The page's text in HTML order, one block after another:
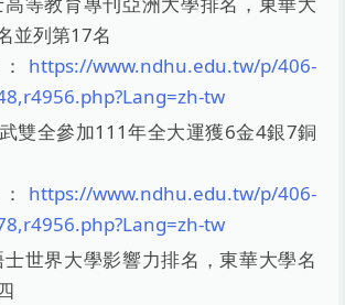
並列第17名
https://www.ndhu.edu.tw/p/406-
tw
雙全參加111年全大運獲6金4銀7銅
https://www.ndhu.edu.tw/p/406-
tw
世界大學影響力排名，東華大學名